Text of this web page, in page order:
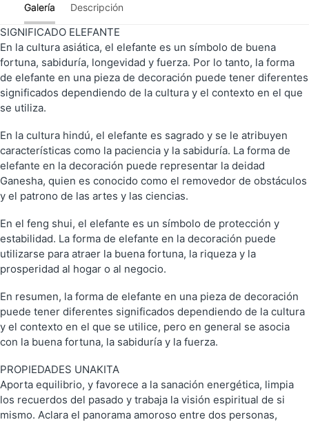
Galería Descripción
SIGNIFICADO ELEFANTE
En la cultura asiática, el elefante es un símbolo de buena
fortuna, sabiduría, longevidad y fuerza. Por lo tanto, la forma
de elefante en una pieza de decoración puede tener diferentes
significados dependiendo de la cultura y el contexto en el que
se utiliza.
En la cultura hindú, el elefante es sagrado y se le atribuyen
características como la paciencia y la sabiduría. La forma de
elefante en la decoración puede representar la deidad
Ganesha, quien es conocido como el removedor de obstáculos
y el patrono de las artes y las ciencias.
En el feng shui, el elefante es un símbolo de protección y
estabilidad. La forma de elefante en la decoración puede
utilizarse para atraer la buena fortuna, la riqueza y la
prosperidad al hogar o al negocio.
En resumen, la forma de elefante en una pieza de decoración
puede tener diferentes significados dependiendo de la cultura
y el contexto en el que se utilice, pero en general se asocia
con la buena fortuna, la sabiduría y la fuerza.
PROPIEDADES UNAKITA
Aporta equilibrio, y favorece a la sanación energética, limpia
los recuerdos del pasado y trabaja la visión espiritual de si
mismo. Aclara el panorama amoroso entre dos personas,